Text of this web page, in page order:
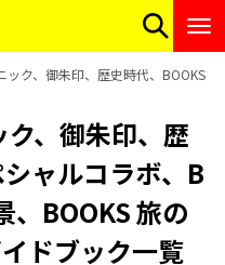
ック、御朱印、歴史時代、BOOKS
、御朱印、歴
ャルコラボ、B
、BOOKS 旅の
ドブック一覧